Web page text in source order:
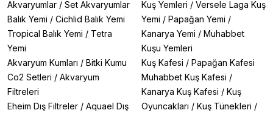
Akvaryumlar / Set Akvaryumlar
Balık Yemi / Cichlid Balık Yemi
Tropical Balık Yemi / Tetra
Yemi
Akvaryum Kumları / Bitki Kumu
Co2 Setleri / Akvaryum
Filtreleri
Eheim Dış Filtreler / Aquael Dış
Kuş Yemleri / Versele Laga Kuş
Yemi / Papağan Yemi /
Kanarya Yemi / Muhabbet
Kuşu Yemleri
Kuş Kafesi / Papağan Kafesi
Muhabbet Kuş Kafesi /
Kanarya Kuş Kafesi / Kuş
Oyuncakları / Kuş Tünekleri /